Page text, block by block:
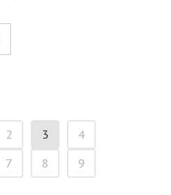
2 3
4
7 8 9